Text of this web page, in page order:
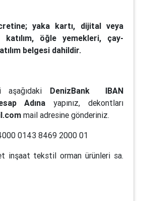
yaka kartı, dijital veya
öğle yemekleri, çay-
belgesi dahildir.
aşağıdaki DenizBank
IBAN
Adınayapınız, dekontları
mail adresine gönderiniz.
0143 8469 2000 01
inşaat tekstil orman ürünleri sa.